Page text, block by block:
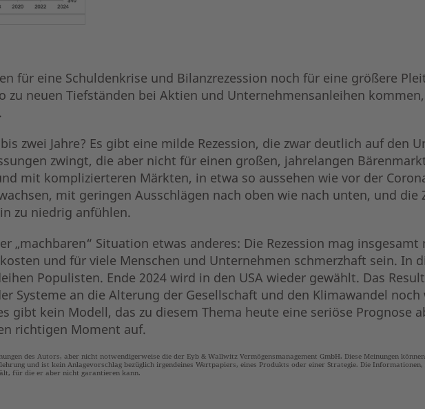
für eine Schuldenkrise und Bilanzrezession noch für eine größere
zu neuen Tiefständen bei Aktien und Unternehmensanleihen
zwei Jahre? Es gibt eine milde Rezession, die zwar deutlich auf den
zwingt, die aber nicht für einen großen, jahrelangen
mit komplizierteren Märkten, in etwa so aussehen wie vor der
mit geringen Ausschlägen nach oben wie nach unten, und die
zu niedrig anfühlen.
„machbaren“ Situation etwas anderes: Die Rezession mag
und für viele Menschen und Unternehmen schmerzhaft sein. In
Populisten. Ende 2024 wird in den USA wieder gewählt. Das
Systeme an die Alterung der Gesellschaft und den Klimawandel noch
gibt kein Modell, das zu diesem Thema heute eine seriöse Prognose
richtigen Moment auf.
des Autors, aber nicht notwendigerweise die der Eyb & Wallwitz Vermögensmanagement GmbH. Diese Meinungen
und ist kein Anlagevorschlag bezüglich irgendeines Wertpapiers, eines Produkts oder einer Strategie. Die
für die er aber nicht garantieren kann.